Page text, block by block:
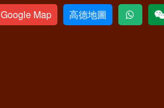
Google Map 高德地圖